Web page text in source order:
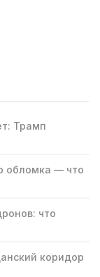
Трамп
обломка — что
что
коридор